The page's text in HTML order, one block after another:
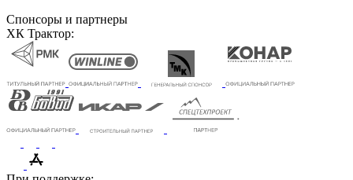
Спонсоры и партнеры
ХК Трактор: